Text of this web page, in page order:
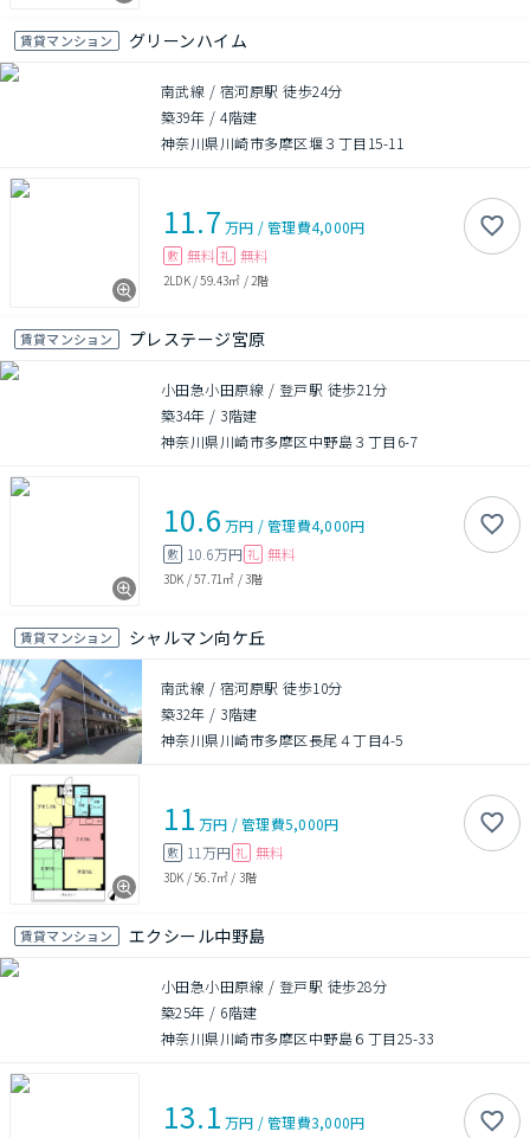
賃貸マンション グリーンハイム
南武線 / 宿河原駅 徒歩24分
築39年 /4階建
神奈川県川崎市多摩区堰３丁目15-11
11.7 万円 /管理費4,000円
敷 無料 礼 無料
2LDK/59.43㎡ / 2階
賃貸マンション プレステージ宮原
小田急小田原線 / 登戸駅 徒歩21分
築34年 / 3階建
神奈川県川崎市多摩区中野島３丁目6-7
10.6 万円 /管理費4,000円
敷 10.6万円 礼 無料
3DK /57.71㎡ /3階
賃貸マンション シャルマン向ケ丘
南武線 / 宿河原駅 徒歩10分
築32年 / 3階建
神奈川県川崎市多摩区長尾４丁目4-5
11 万円 /管理費5,000円
敷 11万円 礼 無料
3DK /56.7㎡ / 3階
賃貸マンション エクシール中野島
小田急小田原線 / 登戸駅 徒歩28分
築25年 / 6階建
神奈川県川崎市多摩区中野島６丁目25-33
13.1 万円 /管理費3,000円